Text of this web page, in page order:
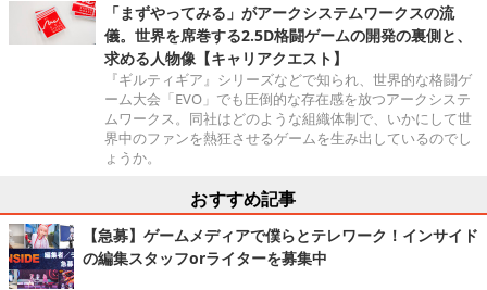
「まずやってみる」がアークシステムワークスの流
儀。世界を席巻する2.5D格闘ゲームの開発の裏側と、
求める人物像【キャリアクエスト】
『ギルティギア』シリーズなどで知られ、世界的な格闘ゲ
ーム大会「EVO」でも圧倒的な存在感を放つアークシステ
ムワークス。同社はどのような組織体制で、いかにして世
界中のファンを熱狂させるゲームを生み出しているのでし
ょうか。
おすすめ記事
【急募】ゲームメディアで僕らとテレワーク！インサイド
の編集スタッフorライターを募集中